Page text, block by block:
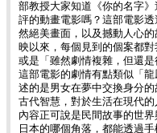
部教授大家知道《你的名字
評的動畫電影嗎？這部電影
然絕美畫面，以及撼動人心
映以來，每個見到的個案都
或是「雖然劇情複雜，但還是
這部電影的劇情有點類似「
述的是男女在夢中交換身分
古代智慧，對於生活在現代
內容正可說是民間故事的世
日本的哪個角落，都能透過